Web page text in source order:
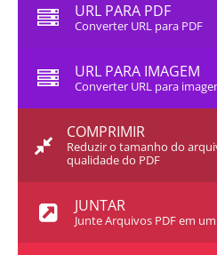
URL PARA PDF
Converter URL para PDF
URL PARA IMAGEM
Converter URL para
COMPRIMIR
Reduzir o tamanho do
qualidade do PDF
JUNTAR
Junte Arquivos PDF em